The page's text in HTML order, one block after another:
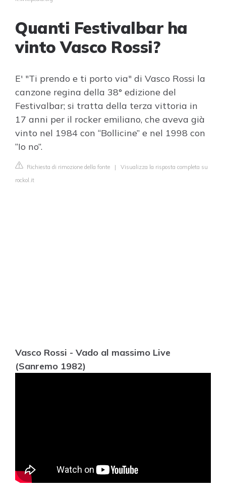
Quanti Festivalbar ha
vinto Vasco Rossi?
E' "Ti prendo e ti porto via" di Vasco Rossi la
canzone regina della 38° edizione del
Festivalbar; si tratta della terza vittoria in
17 anni per il rocker emiliano, che aveva già
vinto nel 1984 con “Bollicine” e nel 1998 con
“Io no”.
Richiesta di rimozione della fonte | Visualizza la risposta completa su
rockol.it
Vasco Rossi - Vado al massimo Live
(Sanremo 1982)